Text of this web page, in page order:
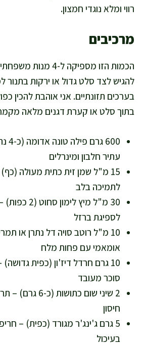
רווי ומלא נוגדי חמצון.
מרכיבים
הכמות הזו מספיקה ל-4
להגיש לצד סלט גדול או ירקות בתנור
בערכים תזונתיים. אני אוהבת להכין
בתוך סלט או קערת דגנים מלאה
עתיר חלבון ומינרלים
15 מ"ל שמן זית כתית מעולה
לתמיכה בלב
לספיגת ברזל
אומאמי עם פחות מלח
10 גרם חרדל דיז'ון (כפית
סוכר מעובד
2 שיני שום
חיסון
5 גרם ג'ינג'ר מגורד (כפית) –
בעיכול